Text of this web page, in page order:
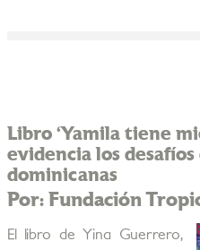
Libro ‘Yamila tiene
evidencia los desafíos
dominicanas
Por: Fundación
El libro de Yina Guerrero,